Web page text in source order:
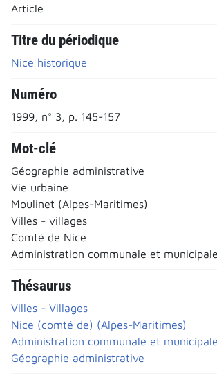
Article
Titre du périodique
Nice historique
Numéro
1999, n° 3, p. 145-157
Mot-clé
Géographie administrative
Vie urbaine
Moulinet (Alpes-Maritimes)
Villes - villages
Comté de Nice
Administration communale et municipale
Thésaurus
Villes - Villages
Nice (comté de) (Alpes-Maritimes)
Administration communale et municipale
Géographie administrative